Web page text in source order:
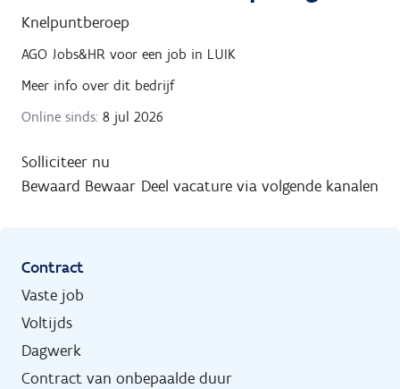
Knelpuntberoep
AGO Jobs&HR voor een job in LUIK
Meer info over dit bedrijf
Online sinds: 8 jul 2026
Solliciteer nu
Bewaard Bewaar Deel vacature via volgende kanalen
Contract
Vaste job
Voltijds
Dagwerk
Contract van onbepaalde duur